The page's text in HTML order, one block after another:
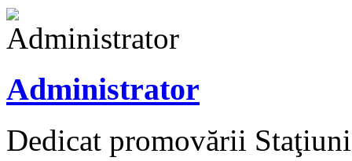
Administrator
Dedicat promovării